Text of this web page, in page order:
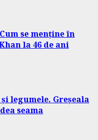
se menține în
la 46 de ani
legumele. Greșeala
seama